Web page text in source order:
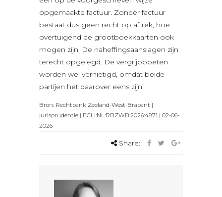
opgemaakte factuur. Zonder factuur
bestaat dus geen recht op aftrek, hoe
overtuigend de grootboekkaarten ook
mogen zijn. De naheffingsaanslagen zijn
terecht opgelegd. De vergrijpboeten
worden wel vernietigd, omdat beide
partijen het daarover eens zijn.
Bron: Rechtbank Zeeland-West-Brabant |
jurisprudentie | ECLI:NL:RBZWB:2026:4871 | 02-06-
2026
Share: